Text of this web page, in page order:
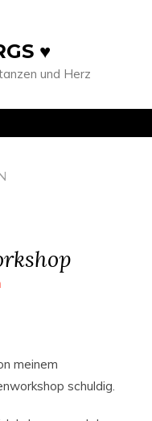
♥
und Herz
meinem
schuldig.